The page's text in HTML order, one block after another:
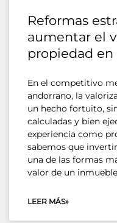
Reformas
aumentar el
propiedad en
En el competitivo
andorrano, la
un hecho fortuito,
calculadas y bien
experiencia como
sabemos que
una de las formas
valor de un
LEER MÁS»